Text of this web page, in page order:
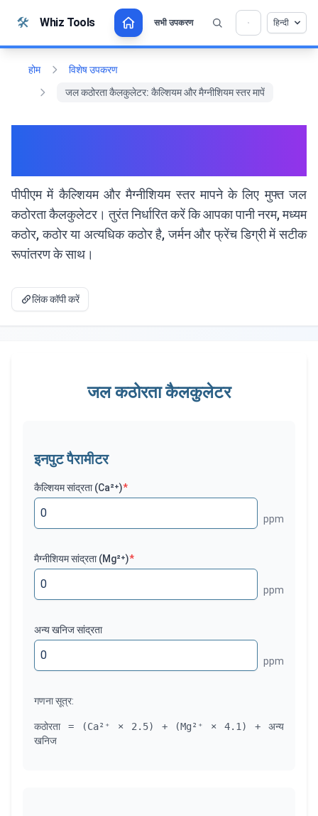
🛠️ Whiz Tools सभी उपकरण हिन्दी
होम
विशेष उपकरण
जल कठोरता कैलकुलेटर: कैल्शियम और मैग्नीशियम स्तर मापें
पीपीएम में कैल्शियम और मैग्नीशियम स्तर मापने के लिए मुफ्त जल
कठोरता कैलकुलेटर। तुरंत निर्धारित करें कि आपका पानी नरम, मध्यम
कठोर, कठोर या अत्यधिक कठोर है, जर्मन और फ्रेंच डिग्री में सटीक
रूपांतरण के साथ।
लिंक कॉपी करें
जल कठोरता कैलकुलेटर
इनपुट पैरामीटर
कैल्शियम सांद्रता (Ca²⁺)*
ppm
मैग्नीशियम सांद्रता (Mg²⁺)*
ppm
अन्य खनिज सांद्रता
ppm
गणना सूत्र:
कठोरता = (Ca²⁺ × 2.5) + (Mg²⁺ × 4.1) + अन्य
खनिज
💡 क्या आप इस टूल को पसंद करते हैं? हमें इसे और बेहतर बनाने
में मदद करें!
×
खोलने के लिए क्लिक करें →